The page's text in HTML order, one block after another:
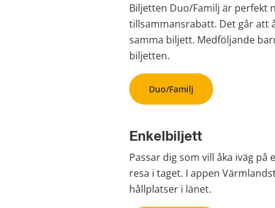
Biljetten Duo/Familj är perfekt
tillsammansrabatt. Det går att
samma biljett. Medföljande
biljetten.
Duo/Familj
Enkelbiljett
Passar dig som vill åka iväg
resa i taget. I appen
hållplatser i länet.